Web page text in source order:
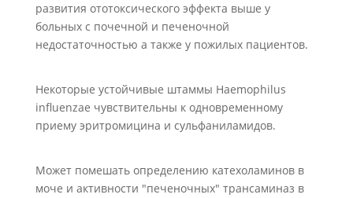
развития ототоксического эффекта выше у
больных с почечной и печеночной
недостаточностью а также у пожилых пациентов.
Некоторые устойчивые штаммы Haemophilus
influenzae чувствительны к одновременному
приему эритромицина и сульфаниламидов.
Может помешать определению катехоламинов в
моче и активности "печеночных" трансаминаз в